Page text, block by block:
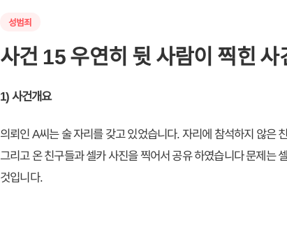
성범죄
사건 15 우연히 뒷 사람이 찍힌
1) 사건개요
의뢰인 A씨는 술 자리를 갖고 있었습니다. 자리에 참석하지 않은
그리고 온 친구들과 셀카 사진을 찍어서 공유 하였습니다 문제는
것입니다.